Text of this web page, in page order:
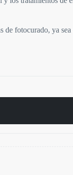
fotocurado, ya sea